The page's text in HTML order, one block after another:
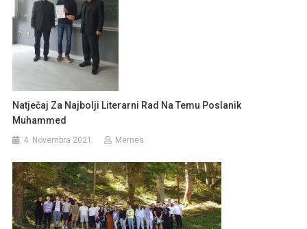
Natječaj Za Najbolji Literarni Rad Na Temu Poslanik
Muhammed
4. Novembra 2021. Mernes